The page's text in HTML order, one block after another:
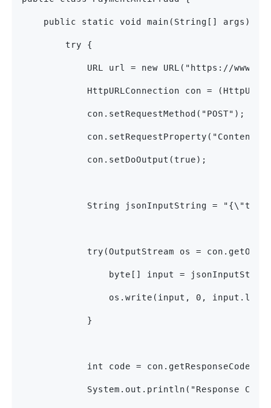
    public static void main(String[] args) {
        try {
URL url = new URL("https://
HttpURLConnection con =
            con.setRequestMethod("POST");
con.setRequestProperty("Content-
            con.setDoOutput(true);
String jsonInputString =
try(OutputStream os =
byte[] input =
os.write(input, 0,
            }
            int code = con.getResponseCode();
System.out.println("Response